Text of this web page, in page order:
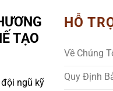
TẠO
ngũ kỹ
HỖ
Về Chúng
Quy Định